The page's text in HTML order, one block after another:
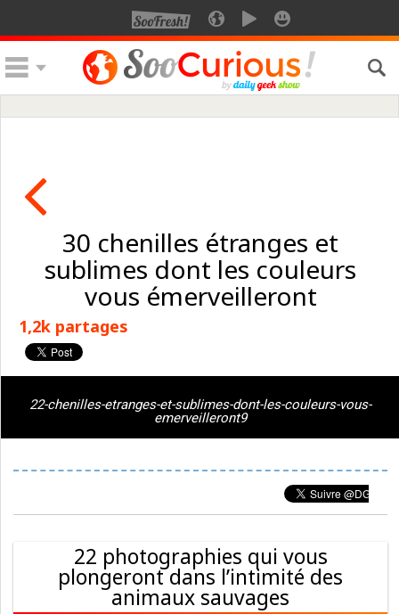
30 chenilles étranges et
sublimes dont les couleurs
vous émerveilleront
1,2k partages
22-chenilles-etranges-et-sublimes-dont-les-couleurs-vous-
emerveilleront9
22 photographies qui vous
plongeront dans l’intimité des
animaux sauvages